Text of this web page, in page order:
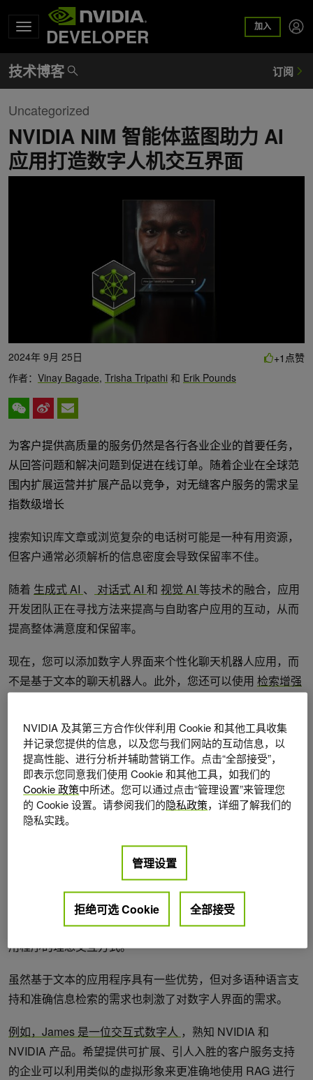
DEVELOPER 加入
Uncategorized
NVIDIA NIM 智能体蓝图助力 AI
应用打造数字人机交互界面
2024年 9月 25日
作者： Vinay Bagade, Trisha Tripathi 和 Erik Pounds
+1 点赞
为客户提供高质量的服务仍然是各行各业企业的首要任务，
从回答问题和解决问题到促进在线订单。随着企业在全球范
围内扩展运营并扩展产品以竞争，对无缝客户服务的需求呈
指数级增长
搜索知识库文章或浏览复杂的电话树可能是一种有用资源，
但客户通常必须解析的信息密度会导致保留率不佳。
随着 生成式 AI 、 对话式 AI 和 视觉 AI 等技术的融合，应用
开发团队正在寻找方法来提高与自助客户应用的互动，从而
提高整体满意度和保留率。
现在，您可以添加数字人界面来个性化聊天机器人应用，而
不是基于文本的聊天机器人。此外，您还可以使用 检索增强
NVIDIA NIM Agent 蓝图实现这一目标，该蓝图将
NVIDIA
NIM 微服务与参考代码和文档相结合。
NVIDIA NIMAgent Blueprints是企业可用于构建和操作自定
义 AI 应用的参考工作流。NVIDIA NIM 是一套易于使用的微
服务，旨在加速生成式 AI 在云、数据中心和工作站中的部
署。
为客户服务设计类似人类的聊天机器人
在设计客户服务工具时，重要的是要考虑最终用户及其与应
用程序的理想交互方式。
虽然基于文本的应用程序具有一些优势，但对多语种语言支
持和准确信息检索的需求也刺激了对数字人界面的需求。
例如，James 是一位交互式数字人 ，熟知 NVIDIA 和
NVIDIA 产品。希望提供可扩展、引人入胜的客户服务支持
的企业可以利用类似的虚拟形象来更准确地使用 RAG 进行
NVIDIA 及其第三方合作伙伴利用 Cookie 和其他工具收集
并记录您提供的信息，以及您与我们网站的互动信息，以
提高性能、进行分析并辅助营销工作。点击“全部接受”，
即表示您同意我们使用 Cookie 和其他工具，如我们的
Cookie 政策中所述。您可以通过点击“管理设置”来管理您
的 Cookie 设置。请参阅我们的隐私政策，详细了解我们的
隐私实践。
管理设置
拒绝可选 Cookie 全部接受